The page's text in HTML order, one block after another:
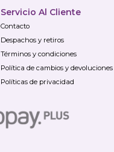
Servicio Al Cliente
Contacto
Despachos y retiros
Términos y condiciones
Política de cambios y devoluciones
Políticas de privacidad